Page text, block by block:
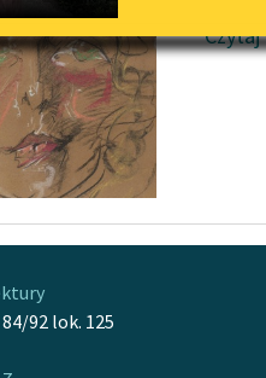
Czytaj
92 lok. 125